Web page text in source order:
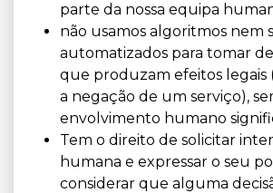
parte da nossa equipa
não usamos algoritmos nem
automatizados para tomar
que produzam efeitos legais
a negação de um serviço),
envolvimento humano
Tem o direito de solicitar
humana e expressar o seu
considerar que alguma